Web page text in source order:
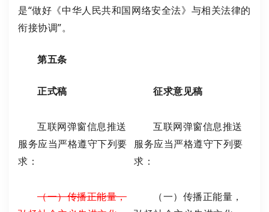
是“做好《中华人民共和国网络安全法》与相关法律的
衔接协调”。
第五条
正式稿 征求意见稿
互联网弹窗信息推送
服务应当严格遵守下列要
求：
（一）传播正能量，
互联网弹窗信息推送
服务应当严格遵守下列要
求：
（一）传播正能量，